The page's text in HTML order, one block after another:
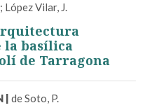
López Vilar, J.
la basílica
de Tarragona
| de Soto, P.